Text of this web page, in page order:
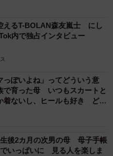
えるT-BOLAN森友嵐士 にし
内で独占インタビュー
っぽいよね」ってどういう意
育った母 いつもスカートと
着ないし、ヒールも好き どの
後2カ月の次男の母 母子手帳
いっぱいに 見る人を楽しま